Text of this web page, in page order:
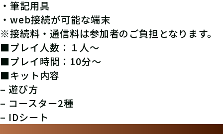
・筆記用具
・web接続が可能な端末
※接続料・通信料は参加者のご負担となります。
■プレイ人数：１人〜
■プレイ時間：10分〜
■キット内容
– 遊び方
– コースター2種
– IDシート